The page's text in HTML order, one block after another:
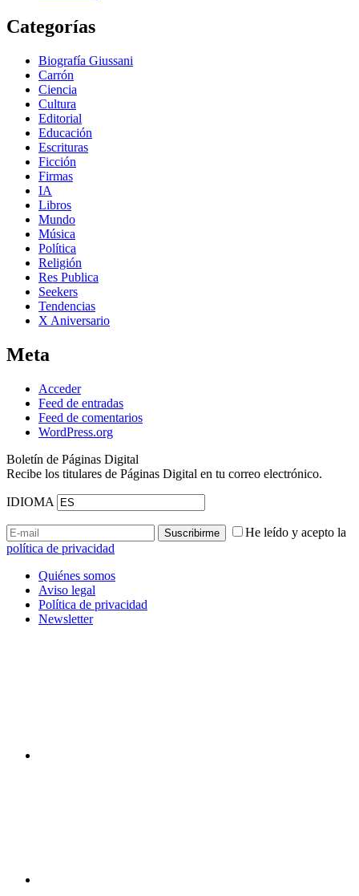
Categorías
Biografía Giussani
Carrón
Ciencia
Cultura
Editorial
Educación
Escrituras
Ficción
Firmas
IA
Libros
Mundo
Música
Política
Religión
Res Publica
Seekers
Tendencias
X Aniversario
Meta
Acceder
Feed de entradas
Feed de comentarios
WordPress.org
Boletín de Páginas Digital
Recibe los titulares de Páginas Digital en tu correo electrónico.
IDIOMA
He leído y acepto la
política de privacidad
Quiénes somos
Aviso legal
Política de privacidad
Newsletter